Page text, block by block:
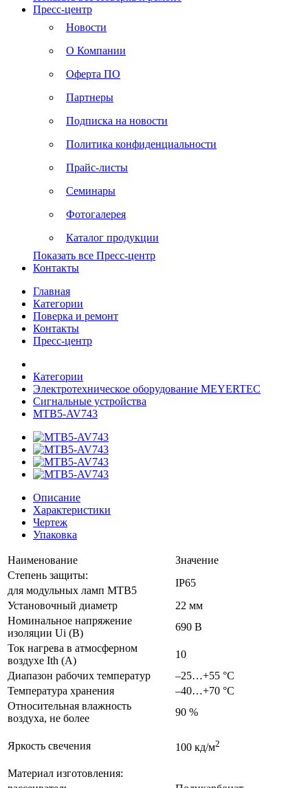
Пресс-центр
Новости
О Компании
Оферта ПО
Партнеры
Подписка на новости
Политика конфиденциальности
Прайс-листы
Семинары
Фотогалерея
Каталог продукции
Показать все Пресс-центр
Контакты
Главная
Категории
Поверка и ремонт
Контакты
Пресс-центр
Категории
Электротехническое оборудование MEYERTEC
Сигнальные устройства
MTB5-AV743
Описание
Характеристики
Чертеж
Упаковка
Наименование
Значение
Степень защиты:
IP65
для модульных ламп MTB5
Установочный диаметр
22 мм
Номинальное напряжение
изоляции Ui (В)
690 В
Ток нагрева в атмосферном
воздухе Ith (A)
10
Диапазон рабочих температур
–25…+55 °С
Температура хранения
–40…+70 °С
Относительная влажность
воздуха, не более
90 %
Яркость свечения 100 кд/м2
Материал изготовления: